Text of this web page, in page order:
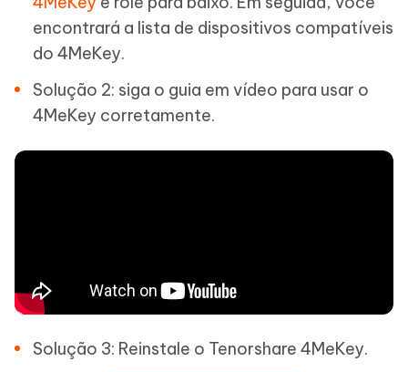
encontrará a lista de dispositivos compatíveis
do 4MeKey.
Solução 2: siga o guia em vídeo para usar o
4MeKey corretamente.
Solução 3: Reinstale o Tenorshare 4MeKey.